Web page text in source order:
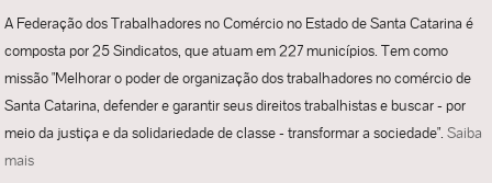
A Federação dos Trabalhadores no Comércio no Estado de Santa Catarina é
composta por 25 Sindicatos, que atuam em 227 municípios. Tem como
missão "Melhorar o poder de organização dos trabalhadores no comércio de
Santa Catarina, defender e garantir seus direitos trabalhistas e buscar - por
meio da justiça e da solidariedade de classe - transformar a sociedade".Saiba
mais